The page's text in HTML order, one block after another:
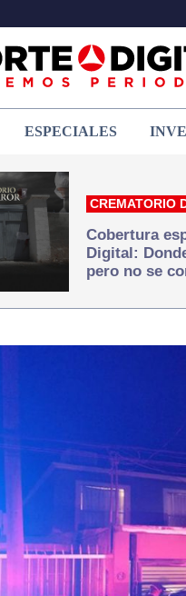
periodismo
ESPECIALES
CREMATORIO
Cobertura
Digital:
pero no se